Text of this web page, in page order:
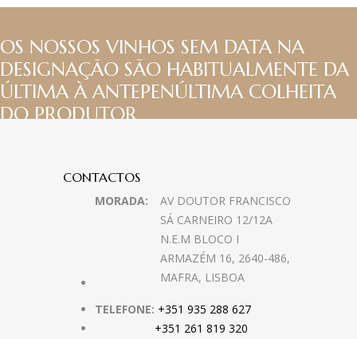
OS NOSSOS VINHOS SEM DATA NA
DESIGNAÇÃO SÃO HABITUALMENTE DA
ÚLTIMA À ANTEPENÚLTIMA COLHEITA
DO PRODUTOR
CONTACTOS
MORADA:
AV DOUTOR FRANCISCO
SÁ CARNEIRO 12/12A
N.E.M BLOCO I
ARMAZÉM 16, 2640-486,
MAFRA, LISBOA
TELEFONE: +351 935 288 627
+351 261 819 320